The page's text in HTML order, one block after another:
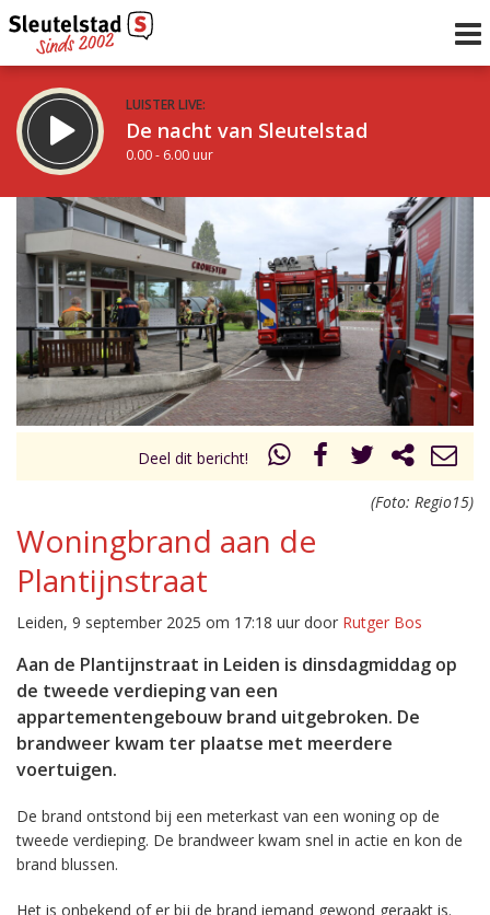
LUISTER LIVE:
De nacht van Sleutelstad
0.00 - 6.00 uur
STRAKS:
De ochtend van Sleutelstad
6.00 - 12.00 uur
Vorig uur
uur 1 van 0 Volgend uur
Inklappen
Deel dit bericht!
(Foto: Regio15)
Woningbrand aan de
Plantijnstraat
Leiden, 9 september 2025 om 17:18 uur door Rutger Bos
Aan de Plantijnstraat in Leiden is dinsdagmiddag op
de tweede verdieping van een
appartementengebouw brand uitgebroken. De
brandweer kwam ter plaatse met meerdere
voertuigen.
De brand ontstond bij een meterkast van een woning op de
tweede verdieping. De brandweer kwam snel in actie en kon de
brand blussen.
Het is onbekend of er bij de brand iemand gewond geraakt is.